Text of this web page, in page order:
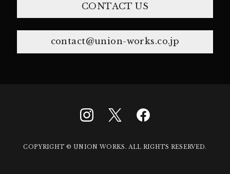
CONTACT US
contact@union-works.co.jp
COPYRIGHT © UNION WORKS. ALL RIGHTS RESERVED.